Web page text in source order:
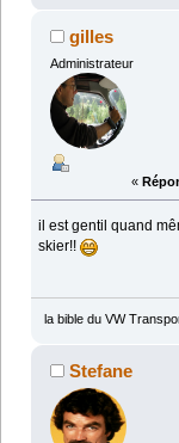
gilles
Administrateur
«
il est gentil quand
skier!!
la bible du VW
Stefane